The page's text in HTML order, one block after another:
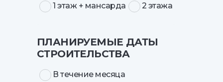
1 этаж + мансарда
2 этажа
ПЛАНИРУЕМЫЕ ДАТЫ
СТРОИТЕЛЬСТВА
В течение месяца